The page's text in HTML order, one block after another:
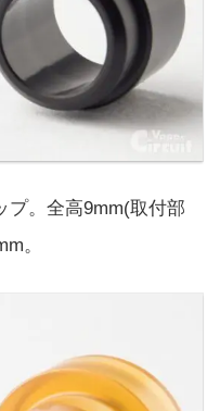
プ。全高9mm(取付部
。